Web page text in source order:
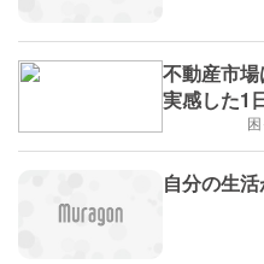
不動産市
実感した1
自分の生